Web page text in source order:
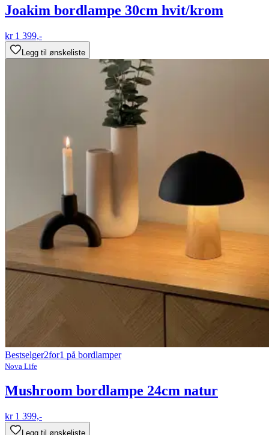
Joakim bordlampe 30cm hvit/krom
kr 1 399,-
Legg til ønskeliste
Bestselger2for1 på bordlamper
Nova Life
Mushroom bordlampe 24cm natur
kr 1 399,-
Legg til ønskeliste